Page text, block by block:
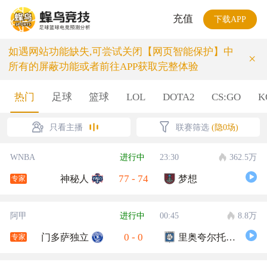
充值 下载APP
如遇网站功能缺失,可尝试关闭【网页智能保护】中
所有的屏蔽功能或者前往APP获取完整体验
×
热门 足球 篮球 LOL DOTA2 CS:GO
只看主播 联赛筛选 (隐0场)
WNBA 进行中 23:30 362.5万
专家 神秘人 77 - 74 梦想
阿甲 进行中 00:45 8.8万
专家 门多萨独立 0 - 0 里奥夸尔托学生队